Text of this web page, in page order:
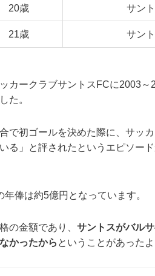
20歳 サン
21歳 サン
カークラブサントスFCに2003
た。
で初ゴールを決めた際に、サッ
る」と評されたというエピソー
俸は約5億円となっています。
の金額であり、 サントスがバル
かったから ということがあったよ